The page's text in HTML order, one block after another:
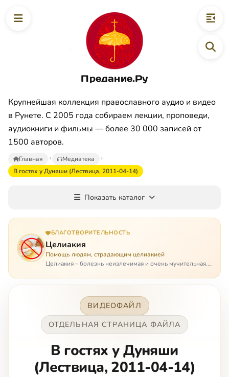
Предание.Ру
Крупнейшая коллекция православного аудио и видео
в Рунете. С 2005 года собираем лекции, проповеди,
аудиокниги и фильмы — более 30 000 записей от
1500 авторов.
Главная
Медиатека
В гостях у Дуняши (Лествица, 2011-04-14)
Показать каталог
БЛАГОТВОРИТЕЛЬНОСТЬ
Целиакия
Помощь людям, страдающим целиакией
Целиакия – болезнь неизлечимая и очень мучительная.
целиакией страдает в одиночестве, не представляя
ВИДЕОФАЙЛ
ОТДЕЛЬНАЯ СТРАНИЦА ФАЙЛА
В гостях у Дуняши
(Лествица, 2011-04-14)